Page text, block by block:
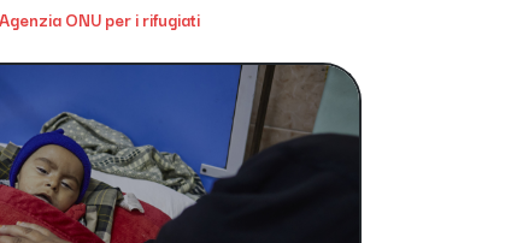
ONU per i rifugiati